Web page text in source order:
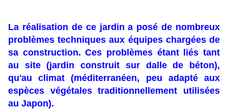
La réalisation de ce jardin a posé de nombreux
problèmes techniques aux équipes chargées de
sa construction. Ces problèmes étant liés tant
au site (jardin construit sur dalle de béton),
qu'au climat (méditerranéen, peu adapté aux
espèces végétales traditionnellement utilisées
au Japon).